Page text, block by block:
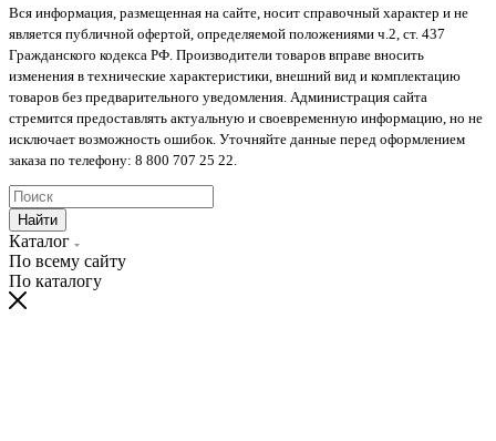
Вся информация, размещенная на сайте, носит справочный характер и не
является публичной офертой, определяемой положениями ч.2, ст. 437
Гражданского кодекса РФ. Производители товаров вправе вносить
изменения в технические характеристики, внешний вид и комплектацию
товаров без предварительного уведомления. Администрация сайта
стремится предоставлять актуальную и своевременную информацию, но не
исключает возможность ошибок. Уточняйте данные перед оформлением
заказа по телефону: 8 800 707 25 22.
Найти
Каталог
По всему сайту
По каталогу